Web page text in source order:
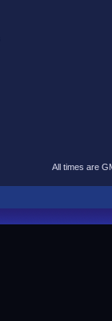
All times are